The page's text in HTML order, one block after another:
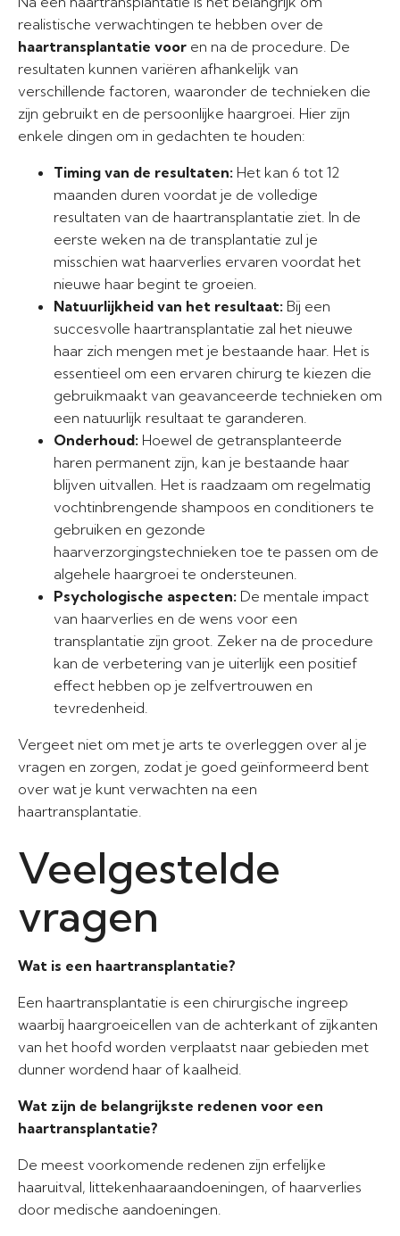
realistische verwachtingen te hebben over de
haartransplantatie voor en na de procedure. De
resultaten kunnen variëren afhankelijk van
verschillende factoren, waaronder de technieken die
zijn gebruikt en de persoonlijke haargroei. Hier zijn
enkele dingen om in gedachten te houden:
Timing van de resultaten: Het kan 6 tot 12
maanden duren voordat je de volledige
resultaten van de haartransplantatie ziet. In de
eerste weken na de transplantatie zul je
misschien wat haarverlies ervaren voordat het
nieuwe haar begint te groeien.
Natuurlijkheid van het resultaat: Bij een
succesvolle haartransplantatie zal het nieuwe
haar zich mengen met je bestaande haar. Het is
essentieel om een ervaren chirurg te kiezen die
gebruikmaakt van geavanceerde technieken om
een natuurlijk resultaat te garanderen.
Onderhoud: Hoewel de getransplanteerde
haren permanent zijn, kan je bestaande haar
blijven uitvallen. Het is raadzaam om regelmatig
vochtinbrengende shampoos en conditioners te
gebruiken en gezonde
haarverzorgingstechnieken toe te passen om de
algehele haargroei te ondersteunen.
Psychologische aspecten: De mentale impact
van haarverlies en de wens voor een
transplantatie zijn groot. Zeker na de procedure
kan de verbetering van je uiterlijk een positief
effect hebben op je zelfvertrouwen en
tevredenheid.
Vergeet niet om met je arts te overleggen over al je
vragen en zorgen, zodat je goed geïnformeerd bent
over wat je kunt verwachten na een
haartransplantatie.
Veelgestelde
vragen
Wat is een haartransplantatie?
Een haartransplantatie is een chirurgische ingreep
waarbij haargroeicellen van de achterkant of zijkanten
van het hoofd worden verplaatst naar gebieden met
dunner wordend haar of kaalheid.
Wat zijn de belangrijkste redenen voor een
haartransplantatie?
De meest voorkomende redenen zijn erfelijke
haaruitval, littekenhaaraandoeningen, of haarverlies
door medische aandoeningen.